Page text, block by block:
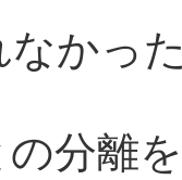
なかっ
分離